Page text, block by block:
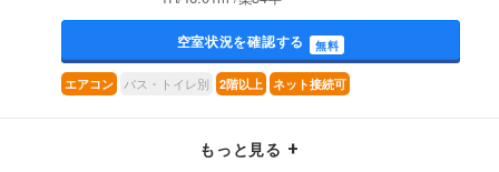
空室状況を確認する 無料
エアコン バス・トイレ別 2階以上 ネット接続可
もっと見る